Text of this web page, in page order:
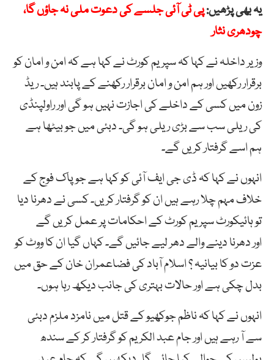
یہ بھی پڑھیں:پی ٹی آئی جلسے کی دعوت ملی نہ جاؤں گا،
چودھری نثار
وزیر داخلہ نے کہا کہ سپریم کورٹ نے کہا ہے کہ امن و امان کو
برقرار رکھیں اور ہم امن و امان برقرار رکھنے کے پابند ہیں۔ ریڈ
زون میں کسی کے داخلے کی اجازت نہیں ہو گی اور راولپنڈی
کی ریلی سب سے بڑی ریلی ہو گی۔ دبئی میں جو بیٹھا ہے
ہم اسے گرفتار کریں گے۔
انہوں نے کہا کہ ڈی جی ایف آئی کو کہا ہے جو پاک فوج کے
خلاف مہم چلا رہے ہیں ان کو گرفتار کریں۔ کسی نے دھرنا دیا
تو ہائیکورٹ سپریم کورٹ کے احکامات پر عمل کریں گے
اور دھرنا دینے والے دھر لیے جائیں گے۔ کہاں گیا ان کا ووٹ کو
عزت دو کا بیانیہ ؟ اسلام آباد کی فضاعمران خان کے حق میں
بدل چکی ہے اور حالات بہتری کی جانب دیکھ رہا ہوں۔
انہوں نے کہا کہ ناظم جوکھیو کے قتل میں نامزد ملزم دبئی
سے آ رہے ہیں اور جام عبد الکریم کو گرفتار کر کے سندھ